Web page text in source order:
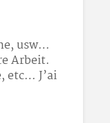
usw…
Arbeit.
etc… J’ai